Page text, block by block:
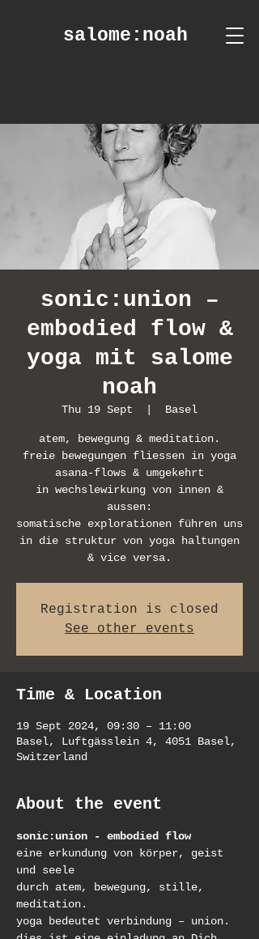
salome :noah
sonic:union –
embodied flow &
yoga mit salome
noah
Thu 19 Sept Basel
atem, bewegung & meditation.
freie bewegungen fliessen in yoga
asana-flows & umgekehrt
in wechslewirkung von innen &
aussen:
somatische explorationen führen uns
in die struktur von yoga haltungen
& vice versa.
Registration is closed
See other events
Time & Location
19 Sept 2024, 09:30 – 11:00
Basel, Luftgässlein 4, 4051 Basel,
Switzerland
About the event
sonic:union - embodied flow
eine erkundung von körper, geist
und seele
durch atem, bewegung, stille,
meditation.
yoga bedeutet verbindung – union.